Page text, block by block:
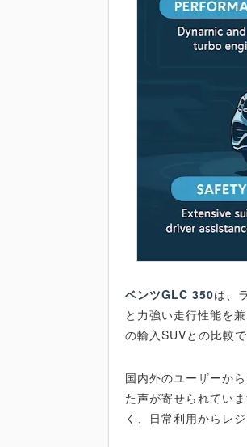
ベンツGLC 350は、
と力強い走行性能を
の輸入SUVとの比較
国内外のユーザーか
た声が寄せられてい
く、日常利用からレ